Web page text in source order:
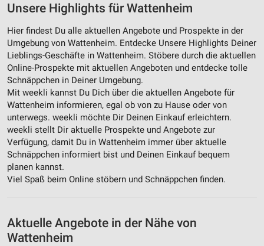
Unsere Highlights für Wattenheim
Hier findest Du alle aktuellen Angebote und Prospekte in der
Umgebung von Wattenheim. Entdecke Unsere Highlights Deiner
Lieblings-Geschäfte in Wattenheim. Stöbere durch die aktuellen
Online-Prospekte mit aktuellen Angeboten und entdecke tolle
Schnäppchen in Deiner Umgebung.
Mit weekli kannst Du Dich über die aktuellen Angebote für
Wattenheim informieren, egal ob von zu Hause oder von
unterwegs. weekli möchte Dir Deinen Einkauf erleichtern.
weekli stellt Dir aktuelle Prospekte und Angebote zur
Verfügung, damit Du in Wattenheim immer über aktuelle
Schnäppchen informiert bist und Deinen Einkauf bequem
planen kannst.
Viel Spaß beim Online stöbern und Schnäppchen finden.
Aktuelle Angebote in der Nähe von
Wattenheim